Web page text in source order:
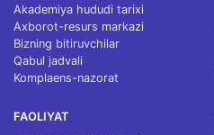
Akademiya hududi tarixi
Axborot-resurs markazi
Bizning bitiruvchilar
Qabul jadvali
Komplaens-nazorat
FAOLIYAT